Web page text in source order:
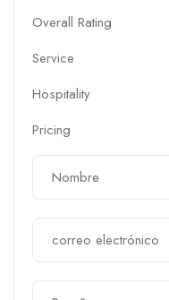
Overall Rating
Service
Hospitality
Pricing